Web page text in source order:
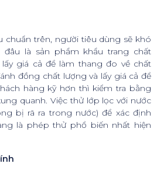
chuẩn trên, người tiêu dùng sẽ khó
là sản phẩm khẩu trang chất
giá cả để làm thang đo về chất
đồng chất lượng và lấy giá cả để
hàng kỹ hơn thì kiểm tra bằng
quanh. Việc thử lớp lọc với nước
bị rã ra trong nước) để xác định
là phép thử phổ biến nhất hiện